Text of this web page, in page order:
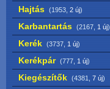
Hajtás (1953, 2 új)
Karbantartás (2167, 1 új)
Kerék (3737, 1 új)
Kerékpár (777, 1 új)
Kiegészítők (4381, 7 új)